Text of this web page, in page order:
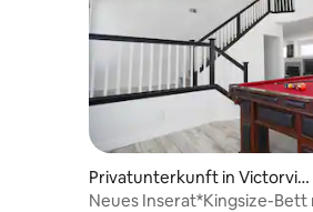
Privatunterkunft in Victorvill
e
Neues Inserat*Kingsize-Bett